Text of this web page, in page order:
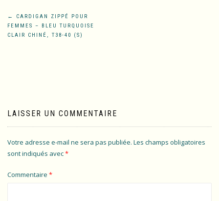
Navigation
de
←
CARDIGAN ZIPPÉ POUR
FEMMES – BLEU TURQUOISE
CLAIR CHINÉ, T38-40 (S)
LAISSER UN COMMENTAIRE
Votre adresse e-mail ne sera pas publiée. Les champs obligatoires
sont indiqués avec*
Commentaire *